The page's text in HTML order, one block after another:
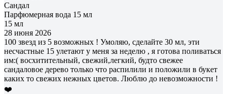
Сандал
Парфюмерная вода 15 мл
15 мл
28 июня 2026
100 звезд из 5 возможных ! Умоляю, сделайте 30 мл, эти
несчастные 15 улетают у меня за неделю , я готова поливаться
им:( восхитительный, свежий,легкий, будто свежее
сандаловое дерево только что распилили и положили в букет
каких то свежих нежных цветов. Люблю до невозможности !
❤️